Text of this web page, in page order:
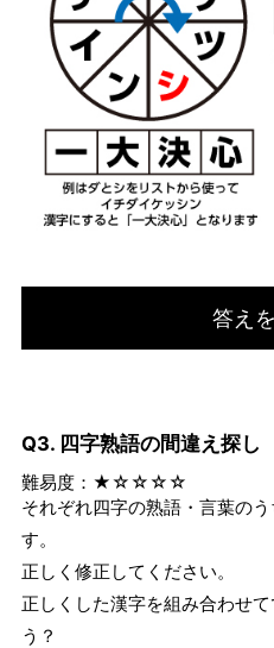
答え
Q3. 四字熟語の間違え探し
難易度：★☆☆☆☆
それぞれ四字の熟語・言葉の
す。
正しく修正してください。
正しくした漢字を組み合わせ
う？